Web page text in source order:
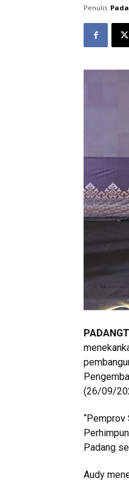
Penulis
(26/09/
“Pemprov
Padang
Audy